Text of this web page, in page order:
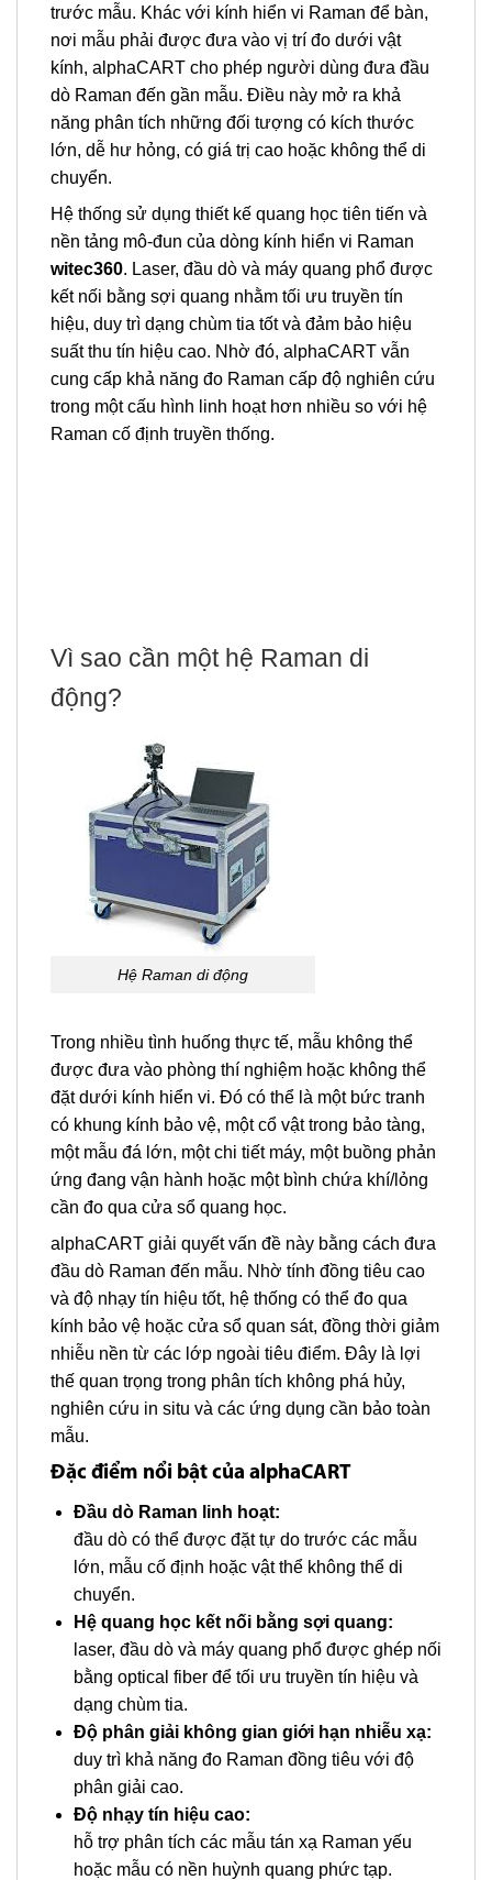
trước mẫu. Khác với kính hiển vi Raman để bàn,
nơi mẫu phải được đưa vào vị trí đo dưới vật
kính, alphaCART cho phép người dùng đưa đầu
dò Raman đến gần mẫu. Điều này mở ra khả
năng phân tích những đối tượng có kích thước
lớn, dễ hư hỏng, có giá trị cao hoặc không thể di
chuyển.
Hệ thống sử dụng thiết kế quang học tiên tiến và
nền tảng mô-đun của dòng kính hiển vi Raman
witec360. Laser, đầu dò và máy quang phổ được
kết nối bằng sợi quang nhằm tối ưu truyền tín
hiệu, duy trì dạng chùm tia tốt và đảm bảo hiệu
suất thu tín hiệu cao. Nhờ đó, alphaCART vẫn
cung cấp khả năng đo Raman cấp độ nghiên cứu
trong một cấu hình linh hoạt hơn nhiều so với hệ
Raman cố định truyền thống.
Vì sao cần một hệ Raman di
động?
Hệ Raman di động
Trong nhiều tình huống thực tế, mẫu không thể
được đưa vào phòng thí nghiệm hoặc không thể
đặt dưới kính hiển vi. Đó có thể là một bức tranh
có khung kính bảo vệ, một cổ vật trong bảo tàng,
một mẫu đá lớn, một chi tiết máy, một buồng phản
ứng đang vận hành hoặc một bình chứa khí/lỏng
cần đo qua cửa sổ quang học.
alphaCART giải quyết vấn đề này bằng cách đưa
đầu dò Raman đến mẫu. Nhờ tính đồng tiêu cao
và độ nhạy tín hiệu tốt, hệ thống có thể đo qua
kính bảo vệ hoặc cửa sổ quan sát, đồng thời giảm
nhiễu nền từ các lớp ngoài tiêu điểm. Đây là lợi
thế quan trọng trong phân tích không phá hủy,
nghiên cứu in situ và các ứng dụng cần bảo toàn
mẫu.
Đặc điểm nổi bật của alphaCART
Đầu dò Raman linh hoạt:
đầu dò có thể được đặt tự do trước các mẫu
lớn, mẫu cố định hoặc vật thể không thể di
chuyển.
Hệ quang học kết nối bằng sợi quang:
laser, đầu dò và máy quang phổ được ghép nối
bằng optical fiber để tối ưu truyền tín hiệu và
dạng chùm tia.
Độ phân giải không gian giới hạn nhiễu xạ:
duy trì khả năng đo Raman đồng tiêu với độ
phân giải cao.
Độ nhạy tín hiệu cao:
hỗ trợ phân tích các mẫu tán xạ Raman yếu
hoặc mẫu có nền huỳnh quang phức tạp.